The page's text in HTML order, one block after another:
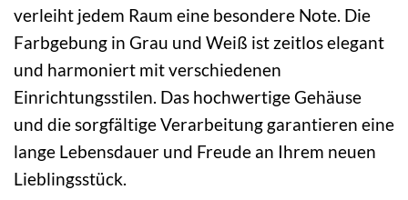
verleiht jedem Raum eine besondere Note. Die
Farbgebung in Grau und Weiß ist zeitlos elegant
und harmoniert mit verschiedenen
Einrichtungsstilen. Das hochwertige Gehäuse
und die sorgfältige Verarbeitung garantieren eine
lange Lebensdauer und Freude an Ihrem neuen
Lieblingsstück.